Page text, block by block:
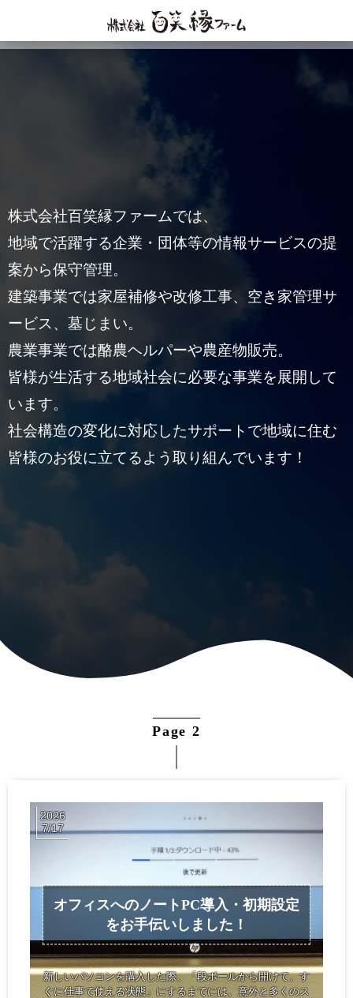
株式会社百笑縁ファームでは、
地域で活躍する企業・団体等の情報サービスの提
案から保守管理。
建築事業では家屋補修や改修工事、空き家管理サ
ービス、墓じまい。
農業事業では酪農ヘルパーや農産物販売。
皆様が生活する地域社会に必要な事業を展開して
います。
社会構造の変化に対応したサポートで地域に住む
皆様のお役に立てるよう取り組んでいます！
Page 2
オフィスへのノートPC導入・初期設定
をお手伝いしました！
新しいパソコンを購入した際、「段ボールから開けて、す
ぐに仕事で使える状態」にするまでには、意外と多くのス
2026
7 17